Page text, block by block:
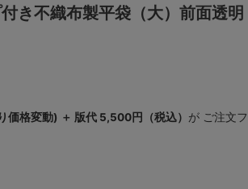
付き不織布製平袋（大）前面透
価格変動) ＋ 版代 5,500円（税込） が ご注文